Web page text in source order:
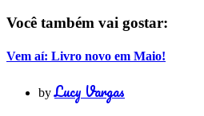
Você também vai gostar:
Vem aí: Livro novo em Maio!
byLucy Vargas